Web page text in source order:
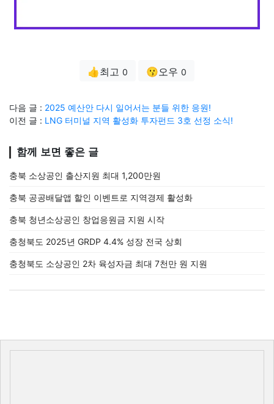
👍최고 0 😗오우 0
다음 글 : 2025 예산안 다시 일어서는 분들 위한 응원!
이전 글 : LNG 터미널 지역 활성화 투자펀드 3호 선정 소식!
함께 보면 좋은 글
충북 소상공인 출산지원 최대 1,200만원
충북 공공배달앱 할인 이벤트로 지역경제 활성화
충북 청년소상공인 창업응원금 지원 시작
충청북도 2025년 GRDP 4.4% 성장 전국 상회
충청북도 소상공인 2차 육성자금 최대 7천만 원 지원